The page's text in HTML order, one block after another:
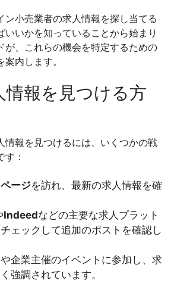
ン小売業者の求人情報を探し当てる
いいかを知っていることから始まり
が、これらの機会を特定するための
内します。
情報を見つける方
情報を見つけるには、いくつかの戦
：
ージを訪れ、最新の求人情報を確
Indeedなどの主要な求人プラット
ェックして追加のポストを確認し
企業主催のイベントに参加し、求
強調されています。